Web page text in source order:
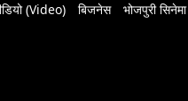
(Video) बिजनेस भोजपुरी सिनेमा